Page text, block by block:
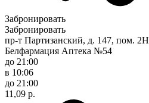
Забронировать
Забронировать
пр-т Партизанский, д. 147, пом. 2Н
Белфармация Аптека №54
до 21:00
в 10:06
до 21:00
11,09 р.